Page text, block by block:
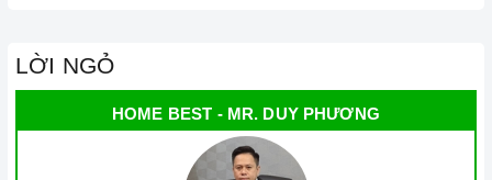
Luôn dùng khăn mềm và khô để vệ sinh mặt
Đối với các vết bẩn cứng đầu, có thể dùng giấy ướt hoặc chất
tẩy rửa chuyên dụng để lau mặt
.
LỜI NGỎ
HOME BEST - MR. DUY PHƯƠNG